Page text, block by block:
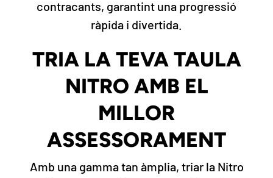
contracants, garantint una progressió
ràpida i divertida.
TRIA LA TEVA TAULA
NITRO AMB EL
MILLOR
ASSESSORAMENT
Amb una gamma tan àmplia, triar la Nitro